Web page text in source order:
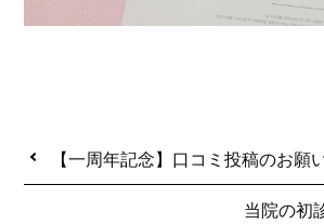
【一周年記念】口コミ投稿のお願
当院の初